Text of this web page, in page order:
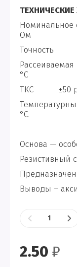
Ом
°C
ТКС ±50
°C.
Основа —
Резистивный
Выводы –
2.50 ₽